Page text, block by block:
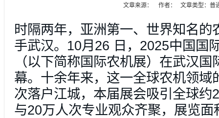
文章来源： 作者： 文章类型：普
时隔两年，亚洲第一、世界知名的
手武汉。10月26 日，2025中国国
（以下简称国际农机展）在武汉
幕。十余年来，这一全球农机领域
次落户江城，本届展会吸引全球约
与20万人次专业观众齐聚，展览面